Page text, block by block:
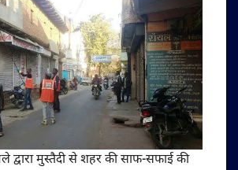
मुस्तैदी से शहर की साफ-सफाई की